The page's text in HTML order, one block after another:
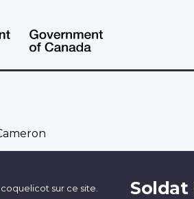
sur ce site. Soldat